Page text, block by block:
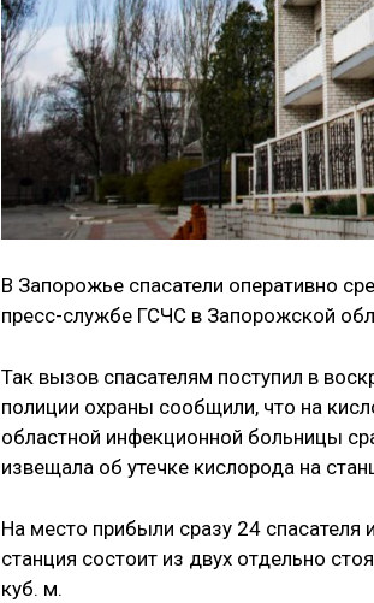
В Запорожье спасатели оперативно
пресс-службе ГСЧС в Запорожской
Так вызов спасателям поступил в
полиции охраны сообщили, что на
областной инфекционной больницы
извещала об утечке кислорода на
На место прибыли сразу 24 спасателя
станция состоит из двух отдельно
куб. м.